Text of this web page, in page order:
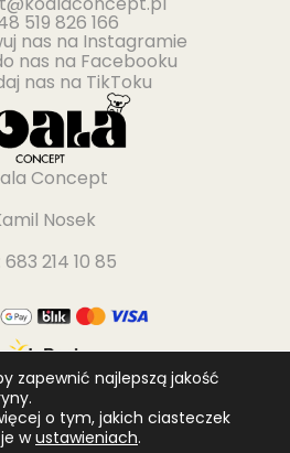
zapewnić najlepszą jakość
o tym, jakich ciasteczek
wustawieniach.
Concept
Nosek
683 214 10 85
519 826 166
nas na Instagramie
nas na Facebooku
nas na TikToku